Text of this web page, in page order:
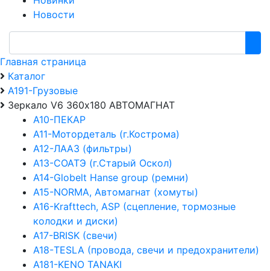
Новости
Главная страница
Каталог
А191-Грузовые
Зеркало V6 360х180 АВТОМАГНАТ
А10-ПЕКАР
А11-Мотордеталь (г.Кострома)
А12-ЛААЗ (фильтры)
А13-СОАТЭ (г.Старый Оскол)
А14-Globelt Hanse group (ремни)
А15-NORMA, Автомагнат (хомуты)
А16-Krafttech, ASP (сцепление, тормозные
колодки и диски)
А17-BRISK (свечи)
А18-TESLA (провода, свечи и предохранители)
А181-KENO TANAKI